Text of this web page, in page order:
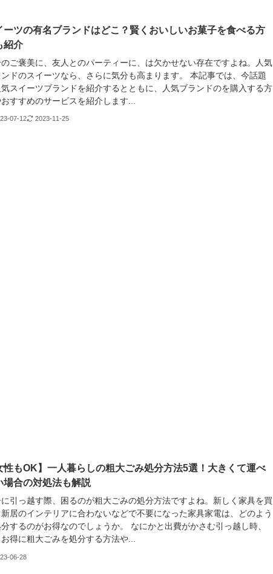
ーツの有名ブランドはどこ？賢くおいしいお菓子を食べる方
紹介
ご褒美に、友人とのパーティーに、は欠かせない存在ですよね。人気
ドのスイーツなら、さらに気分も高まります。 本記事では、今話題
スイーツブランドを紹介するとともに、人気ブランドのを購入する方
すすめのサービスを紹介します...
07-12 2023-11-25
性もOK】一人暮らしの粗大ごみ処分方法5選！大きくて運べ
場合の対処法も解説
引っ越す際、困るのが粗大ごみの処分方法ですよね。新しく家具を買
居のインテリアに合わないなどで不要になった家具家電は、どのよう
するのがお得なのでしょうか。 なにかと出費がかさむ引っ越し時、
得に粗大ごみを処分する方法や...
06-28